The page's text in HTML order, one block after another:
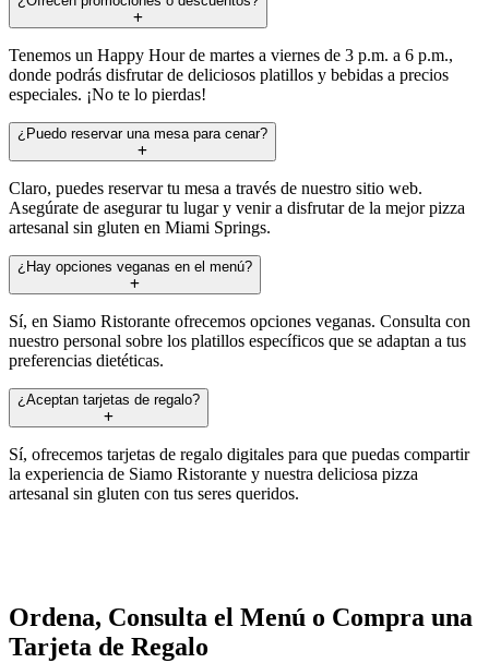
Tenemos un Happy Hour de martes a viernes de 3 p.m. a 6 p.m.,
donde podrás disfrutar de deliciosos platillos y bebidas a precios
especiales. ¡No te lo pierdas!
¿Puedo reservar una mesa para cenar?
Claro, puedes reservar tu mesa a través de nuestro sitio web.
Asegúrate de asegurar tu lugar y venir a disfrutar de la mejor pizza
artesanal sin gluten en Miami Springs.
¿Hay opciones veganas en el menú?
Sí, en Siamo Ristorante ofrecemos opciones veganas. Consulta con
nuestro personal sobre los platillos específicos que se adaptan a tus
preferencias dietéticas.
¿Aceptan tarjetas de regalo?
Sí, ofrecemos tarjetas de regalo digitales para que puedas compartir
la experiencia de Siamo Ristorante y nuestra deliciosa pizza
artesanal sin gluten con tus seres queridos.
Ordena, Consulta el Menú o Compra una
Tarjeta de Regalo